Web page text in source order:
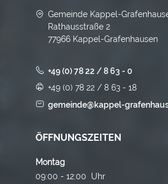
Gemeinde Kappel-
Rathausstraße 2
77966 Kappel-Grafenhausen
+49 (0) 78 22 / 8 63 - 0
+49 (0) 78 22 / 8 63 - 18
gemeinde@kappel-
ÖFFNUNGSZEITEN
Montag
09:00 - 12:00 Uhr